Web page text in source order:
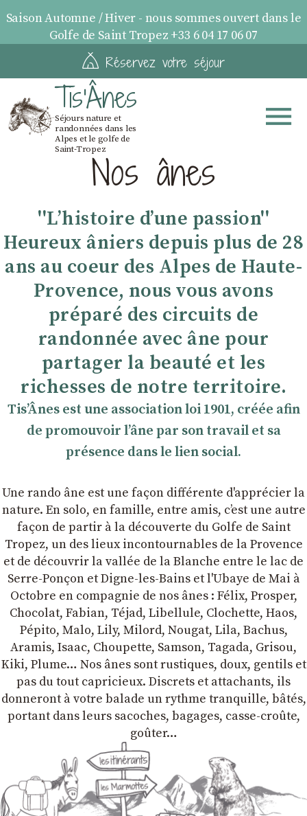
Saison Automne / Hiver - nous sommes ouvert dans le
Golfe de Saint Tropez +33 6 04 17 06 07
Réservez votre séjour
Tis'Ânes
Séjours nature et
randonnées dans les
Alpes et le golfe de
Saint-TropezNos ânes
''Lʼhistoire dʼune passion''
Heureux âniers depuis plus de 28
ans au coeur des Alpes de Haute-
Provence, nous vous avons
préparé des circuits de
randonnée avec âne pour
partager la beauté et les
richesses de notre territoire.
TisʼÂnes est une association loi 1901, créée afin
de promouvoir lʼâne par son travail et sa
présence dans le lien social.
Une rando âne est une façon différente d'apprécier la
nature. En solo, en famille, entre amis, cʼest une autre
façon de partir à la découverte du Golfe de Saint
Tropez, un des lieux incontournables de la Provence
et de découvrir la vallée de la Blanche entre le lac de
Serre-Ponçon et Digne-les-Bains et l'Ubaye de Mai à
Octobre en compagnie de nos ânes : Félix, Prosper,
Chocolat, Fabian, Téjad, Libellule, Clochette, Haos,
Pépito, Malo, Lily, Milord, Nougat, Lila, Bachus,
Aramis, Isaac, Choupette, Samson, Tagada, Grisou,
Kiki, Plume… Nos ânes sont rustiques, doux, gentils et
pas du tout capricieux. Discrets et attachants, ils
donneront à votre balade un rythme tranquille, bâtés,
portant dans leurs sacoches, bagages, casse-croûte,
goûter…